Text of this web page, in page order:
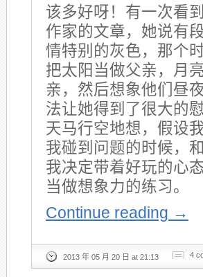
该多好呀！有一次看
作家的文章，她说有
情特别的灰色，那个
把太阳当做父亲，月
亲，然后想象他们昼
法让她得到了很大的
天马行空地想，假设
我碰到问题的时候，
我决定带着好玩的心
当做想象力的练习。
Continue reading →
2013 年 05 月 20 日 at 21:13 4